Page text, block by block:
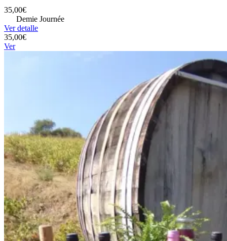
35,00€
Demie Journée
Ver detalle
35,00€
Ver